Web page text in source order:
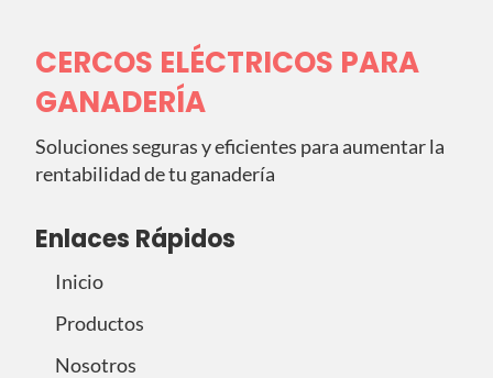
CERCOS ELÉCTRICOS PARA
GANADERÍA
Soluciones seguras y eficientes para aumentar la
rentabilidad de tu ganadería
Enlaces Rápidos
Inicio
Productos
Nosotros